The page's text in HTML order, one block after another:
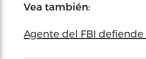
Vea también:
Agente del FBI